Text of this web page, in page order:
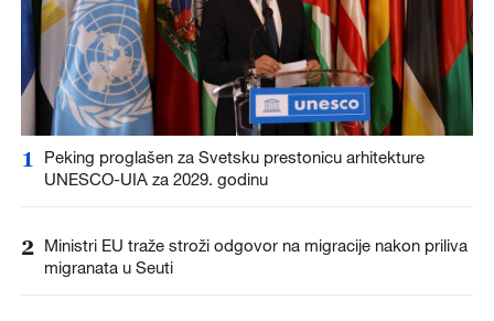
1
Peking proglašen za Svetsku prestonicu arhitekture
UNESCO-UIA za 2029. godinu
2 Ministri EU traže stroži odgovor na migracije nakon priliva
migranata u Seuti